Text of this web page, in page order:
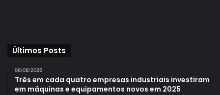
Últimos Posts
06/08/2026
Três em cada quatro empresas industriais investiram
em máquinas e equipamentos novos em 2025